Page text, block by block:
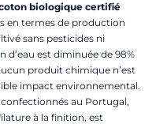
biologique certifié
en termes de production
sans pesticides ni
est diminuée de 98%
produit chimique n’est
impact environnemental.
au Portugal,
à la finition, est